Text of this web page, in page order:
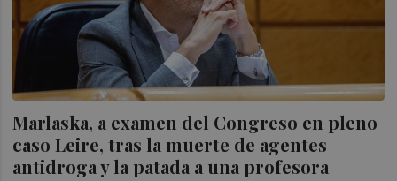
Marlaska, a examen del Congreso en pleno
caso Leire, tras la muerte de agentes
antidroga y la patada a una profesora